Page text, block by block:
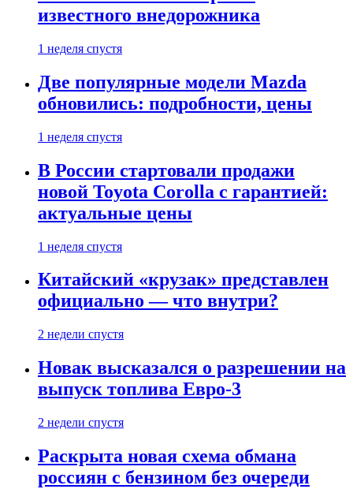
известного внедорожника
1 неделя спустя
Две популярные модели Mazda
обновились: подробности, цены
1 неделя спустя
В России стартовали продажи
новой Toyota Corolla с гарантией:
актуальные цены
1 неделя спустя
Китайский «крузак» представлен
официально — что внутри?
2 недели спустя
Новак высказался о разрешении на
выпуск топлива Евро-3
2 недели спустя
Раскрыта новая схема обмана
россиян с бензином без очереди